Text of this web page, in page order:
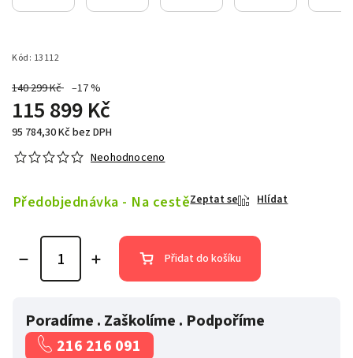
Kód: 13112
140 299 Kč –17 %
115 899 Kč
95 784,30 Kč bez DPH
Neohodnoceno
Předobjednávka - Na cestěZeptat se Hlídat
Přidat do košíku
Poradíme . Zaškolíme . Podpoříme
216 216 091